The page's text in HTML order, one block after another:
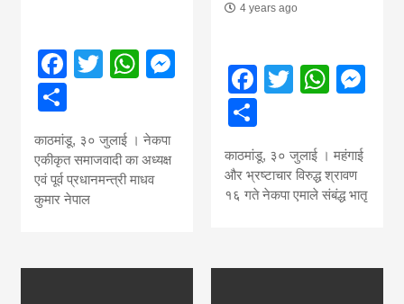
Facebook
TwitterWhatsApp
Messenger
काठमांडू, ३० जुलाई । नेकपा
एकीकृत समाजवादी का अध्यक्ष
एवं पूर्व प्रधानमन्त्री माधव
कुमार नेपाल
4 years ago
Facebook
Twitter
Share
काठमांडू, ३० जुलाई । महंगाई
और भ्रष्टाचार विरुद्ध श्रावण
१६ गते नेकपा एमाले संबंद्ध भातृ